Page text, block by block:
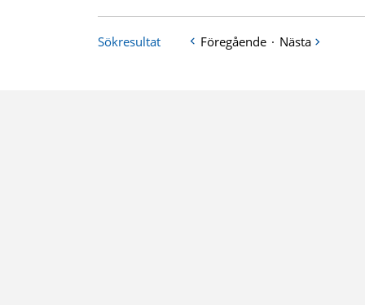
Sökresultat Föregående · Nästa